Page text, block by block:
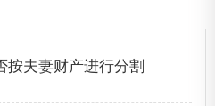
按夫妻财产进行分割